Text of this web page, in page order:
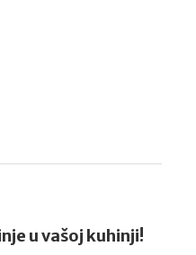
u vašoj kuhinji!